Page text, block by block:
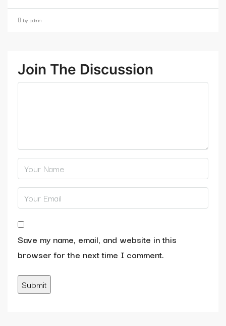
by admin
Join The Discussion
Save my name, email, and website in this
browser for the next time I comment.